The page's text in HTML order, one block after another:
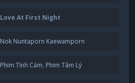
Love At First Night
Nok Nuntaporn Kaewamporn
Phim Tình Cảm, Phim Tâm Lý